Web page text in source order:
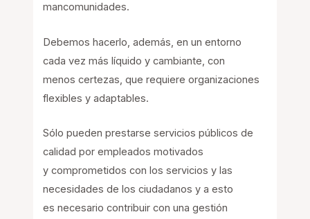
mancomunidades.
Debemos hacerlo, además, en un entorno
cada vez más líquido y cambiante, con
menos certezas, que requiere organizaciones
flexibles y adaptables.
Sólo pueden prestarse servicios públicos de
calidad por empleados motivados
y comprometidos con los servicios y las
necesidades de los ciudadanos y a esto
es necesario contribuir con una gestión